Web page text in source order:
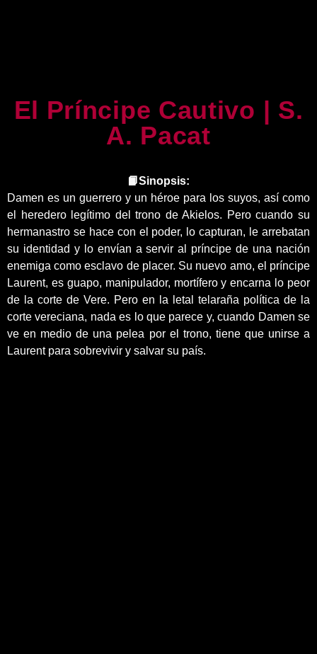
El Príncipe Cautivo | S.
A. Pacat
📙Sinopsis:
Damen es un guerrero y un héroe para los suyos, así como
el heredero legítimo del trono de Akielos. Pero cuando su
hermanastro se hace con el poder, lo capturan, le arrebatan
su identidad y lo envían a servir al príncipe de una nación
enemiga como esclavo de placer. Su nuevo amo, el príncipe
Laurent, es guapo, manipulador, mortífero y encarna lo peor
de la corte de Vere. Pero en la letal telaraña política de la
corte vereciana, nada es lo que parece y, cuando Damen se
ve en medio de una pelea por el trono, tiene que unirse a
Laurent para sobrevivir y salvar su país.